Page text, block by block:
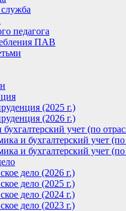
педагога
ПАВ
(2025 г.)
(2026 г.)
учет (по
и бухгалтерский учет
и бухгалтерский учет
дело (2026 г.)
дело (2025 г.)
дело (2024 г.)
дело (2023 г.)